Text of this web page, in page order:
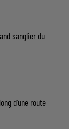
sanglier du
d'une route